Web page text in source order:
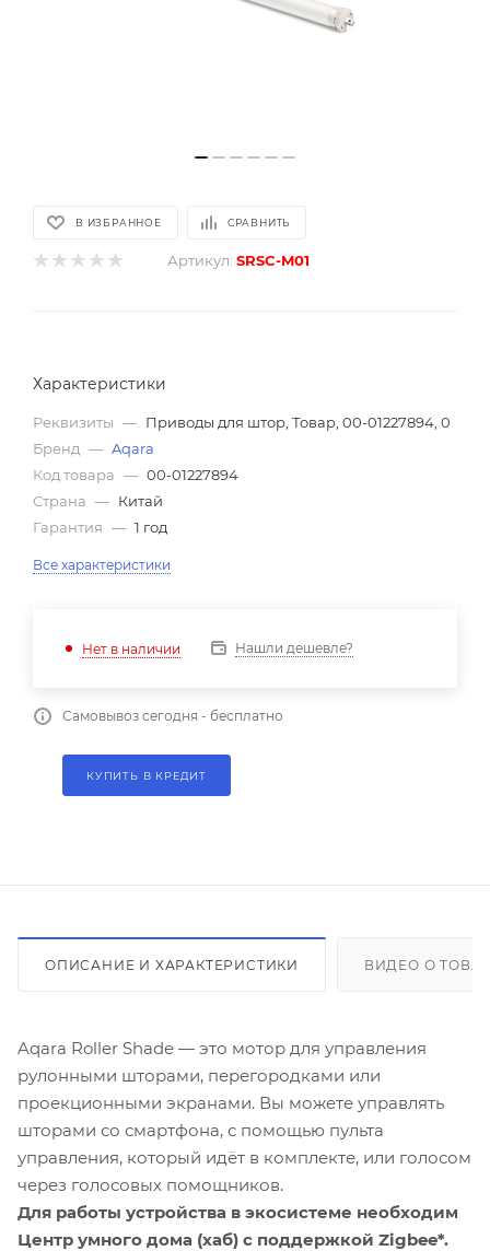
В ИЗБРАННОЕ СРАВНИТЬ
Артикул: SRSC-M01
Характеристики
Реквизиты — Приводы для штор, Товар, 00-01227894, 0
Бренд — Aqara
Код товара — 00-01227894
Страна — Китай
Гарантия — 1 год
Все характеристики
Нет в наличии Нашли дешевле?
Самовывоз сегодня - бесплатно
КУПИТЬ В КРЕДИТ
ОПИСАНИЕ И ХАРАКТЕРИСТИКИ ВИДЕО О
Aqara Roller Shade — это мотор для управления
рулонными шторами, перегородками или
проекционными экранами. Вы можете управлять
шторами со смартфона, с помощью пульта
управления, который идёт в комплекте, или голосом
через голосовых помощников.
Для работы устройства в экосистеме необходим
Центр умного дома (хаб) с поддержкой Zigbee*.